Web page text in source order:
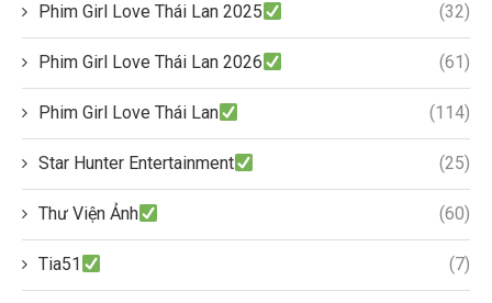
Phim Girl Love Thái Lan 2025 (32)
Phim Girl Love Thái Lan 2026 (61)
Phim Girl Love Thái Lan (114)
Star Hunter Entertainment (25)
Thư Viện Ảnh (60)
Tia51 (7)